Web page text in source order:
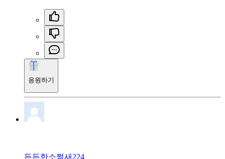
응원하기
든든한소쩍새224